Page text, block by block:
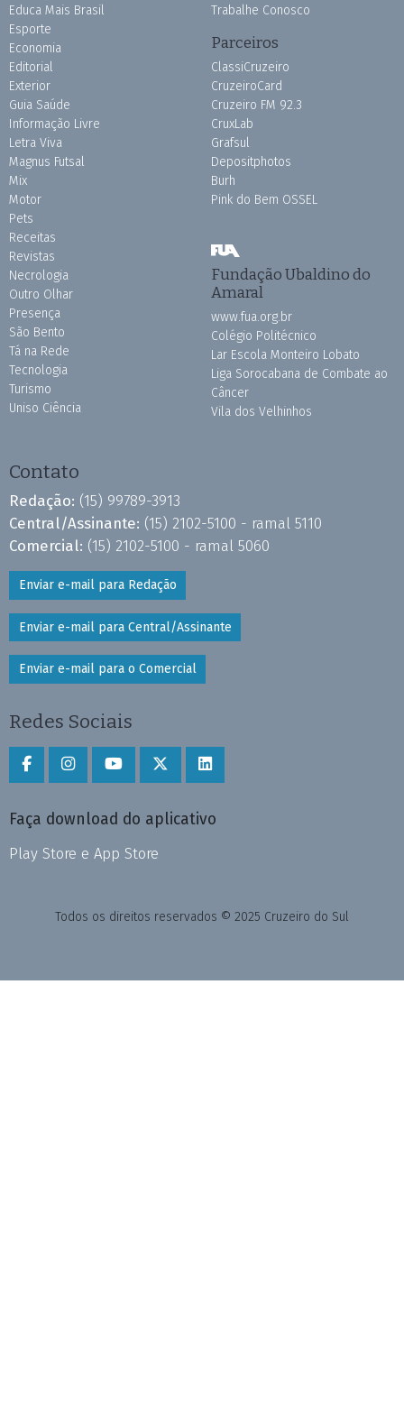
Educa Mais Brasil
Esporte
Economia
Editorial
Exterior
Guia Saúde
Informação Livre
Letra Viva
Magnus Futsal
Mix
Motor
Pets
Receitas
Revistas
Necrologia
Outro Olhar
Presença
São Bento
Tá na Rede
Tecnologia
Turismo
Uniso Ciência
Trabalhe Conosco
Parceiros
ClassiCruzeiro
CruzeiroCard
Cruzeiro FM 92.3
CruxLab
Grafsul
Depositphotos
Burh
Pink do Bem OSSEL
Fundação Ubaldino do
Amaral
www.fua.org.br
Colégio Politécnico
Lar Escola Monteiro Lobato
Liga Sorocabana de Combate ao
Câncer
Vila dos Velhinhos
Contato
Redação: (15) 99789-3913
Central/Assinante: (15) 2102-5100 - ramal 5110
Comercial: (15) 2102-5100 - ramal 5060
Enviar e-mail para Redação
Enviar e-mail para Central/Assinante
Enviar e-mail para o Comercial
Redes Sociais
Faça download do aplicativo
Play Store e App Store
Todos os direitos reservados © 2025 Cruzeiro do Sul